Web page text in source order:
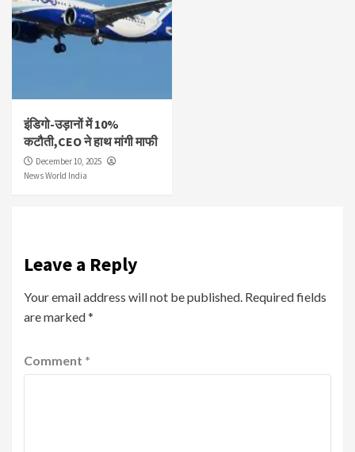
इंडिगो-उड़ानों में 10%
कटौती,CEO ने हाथ मांगी माफी
December 10, 2025
News World India
Leave a Reply
Your email address will not be published. Required fields
are marked*
Comment *